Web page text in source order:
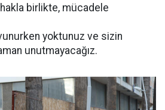
birlikte, mücadele
yoktunuz ve sizin
unutmayacağız.